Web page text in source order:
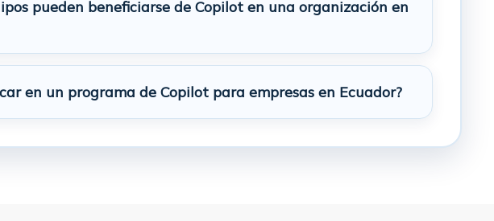
pueden beneficiarse de Copilot en una organización en
en un programa de Copilot para empresas en Ecuador?